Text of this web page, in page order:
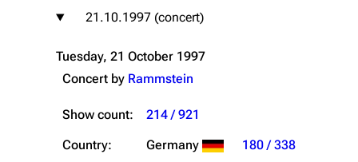
21.10.1997 (concert)
Tuesday, 21 October 1997
Concert by Rammstein
Show count:
214 / 921
Country:
Germany
180 / 338